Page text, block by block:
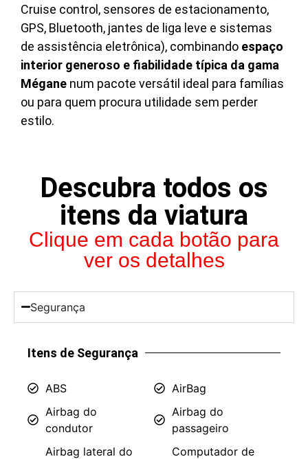
Cruise control, sensores de estacionamento,
GPS, Bluetooth, jantes de liga leve e sistemas
de assistência eletrônica), combinando espaço
interior generoso e fiabilidade típica da gama
Mégane num pacote versátil ideal para famílias
ou para quem procura utilidade sem perder
estilo.
Descubra todos os
itens da viatura
Clique em cada botão para
ver os detalhes
Segurança
Itens de Segurança
ABS
AirBag
Airbag do
condutor
Airbag do
passageiro
Airbag lateral do
Computador de